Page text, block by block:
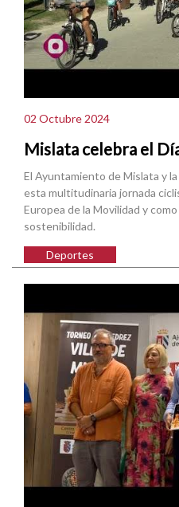
02 Octubre 2024
Mislata celebra el
El Ayuntamiento de Mislata y
esta multitudinaria jornada
Europea de la Movilidad y
sostenibilidad.
Deportes